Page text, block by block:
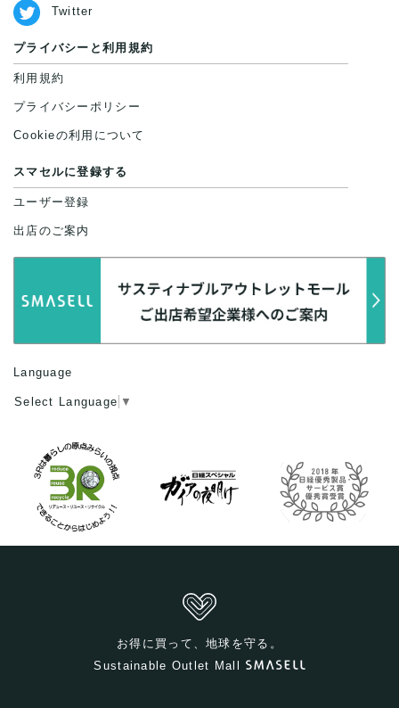
Twitter
プライバシーと利用規約
利用規約
プライバシーポリシー
Cookieの利用について
スマセルに登録する
ユーザー登録
出店のご案内
Language
Select Language ▼
お得に買って、地球を守る。
Sustainable Outlet Mall